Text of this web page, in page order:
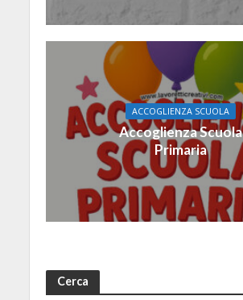
ACCOGLIENZA SCUOLA
Accoglienza Scuola
Primaria
Cerca